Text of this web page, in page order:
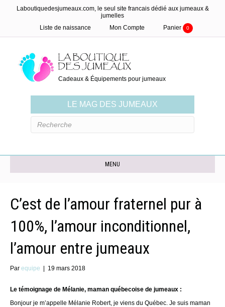
Laboutiquedesjumeaux.com, le seul site francais dédié aux jumeaux &
jumelles
Liste de naissance
Mon Compte Panier 0
Cadeaux & Équipements pour jumeaux
LE MAG DES JUMEAUX
MENU
C’est de l’amour fraternel pur à
100%, l’amour inconditionnel,
l’amour entre jumeaux
Par equipe | 19 mars 2018
Le témoignage de Mélanie, maman québecoise de jumeaux :
Bonjour je m’appelle Mélanie Robert, je viens du Québec. Je suis maman